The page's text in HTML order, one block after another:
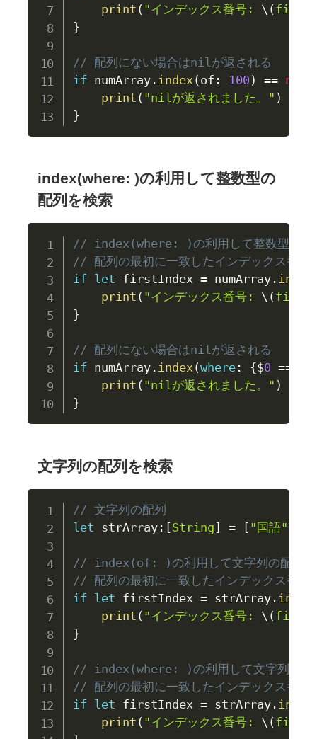
print ( "インデックス番号: \(
}
// 配列にない場合はnilが返される
if numArray . index (of : 100 ) == nil
print ( "nilが返されました。" )
}
index(where: )の利用して整数型の
配列を検索
// index(where: )の利用して整数型の配
// 配列の最初に一致したインデックス番号
if let firstIndex = numArray . index
print ( "インデックス番号: \(
}
// 配列にない場合はnilが返される
if numArray . index(where : {$0 ==
print ( "nilが返されました。" )
}
文字列の配列を検索
// 文字列の配列
let strArray : [String] = [ "国語"
// index(of: )の利用して文字列の配列を
// 配列の最初に一致したインデックス番号
if let firstIndex = strArray . index
print ( "インデックス番号: \(
}
// index(where: )の利用して文字列の配
// 配列の最初に一致したインデックス番号
if let firstIndex = strArray . index
print ( "インデックス番号: \(